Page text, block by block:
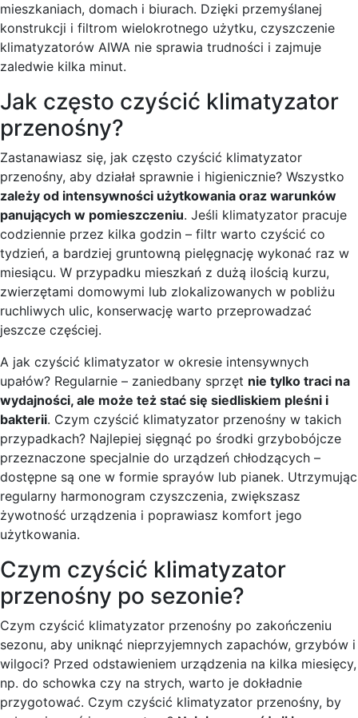
mieszkaniach, domach i biurach. Dzięki przemyślanej
konstrukcji i filtrom wielokrotnego użytku, czyszczenie
klimatyzatorów AIWA nie sprawia trudności i zajmuje
zaledwie kilka minut.
Jak często czyścić klimatyzator
przenośny?
Zastanawiasz się, jak często czyścić klimatyzator
przenośny, aby działał sprawnie i higienicznie? Wszystko
zależy od intensywności użytkowania oraz warunków
panujących w pomieszczeniu. Jeśli klimatyzator pracuje
codziennie przez kilka godzin – filtr warto czyścić co
tydzień, a bardziej gruntowną pielęgnację wykonać raz w
miesiącu. W przypadku mieszkań z dużą ilością kurzu,
zwierzętami domowymi lub zlokalizowanych w pobliżu
ruchliwych ulic, konserwację warto przeprowadzać
jeszcze częściej.
A jak czyścić klimatyzator w okresie intensywnych
upałów? Regularnie – zaniedbany sprzęt nie tylko traci na
wydajności, ale może też stać się siedliskiem pleśni i
bakterii. Czym czyścić klimatyzator przenośny w takich
przypadkach? Najlepiej sięgnąć po środki grzybobójcze
przeznaczone specjalnie do urządzeń chłodzących –
dostępne są one w formie sprayów lub pianek. Utrzymując
regularny harmonogram czyszczenia, zwiększasz
żywotność urządzenia i poprawiasz komfort jego
użytkowania.
Czym czyścić klimatyzator
przenośny po sezonie?
Czym czyścić klimatyzator przenośny po zakończeniu
sezonu, aby uniknąć nieprzyjemnych zapachów, grzybów i
wilgoci? Przed odstawieniem urządzenia na kilka miesięcy,
np. do schowka czy na strych, warto je dokładnie
przygotować. Czym czyścić klimatyzator przenośny, by